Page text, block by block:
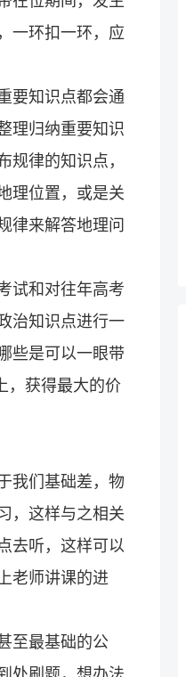
一环扣一环，应
要知识点都会通
理归纳重要知识
律的知识点，
理位置，或是关
律来解答地理问
试和对往年高考
治知识点进行一
些是可以一眼带
，获得最大的价
我们基础差，物
，这样与之相关
去听，这样可以
老师讲课的进
至最基础的公